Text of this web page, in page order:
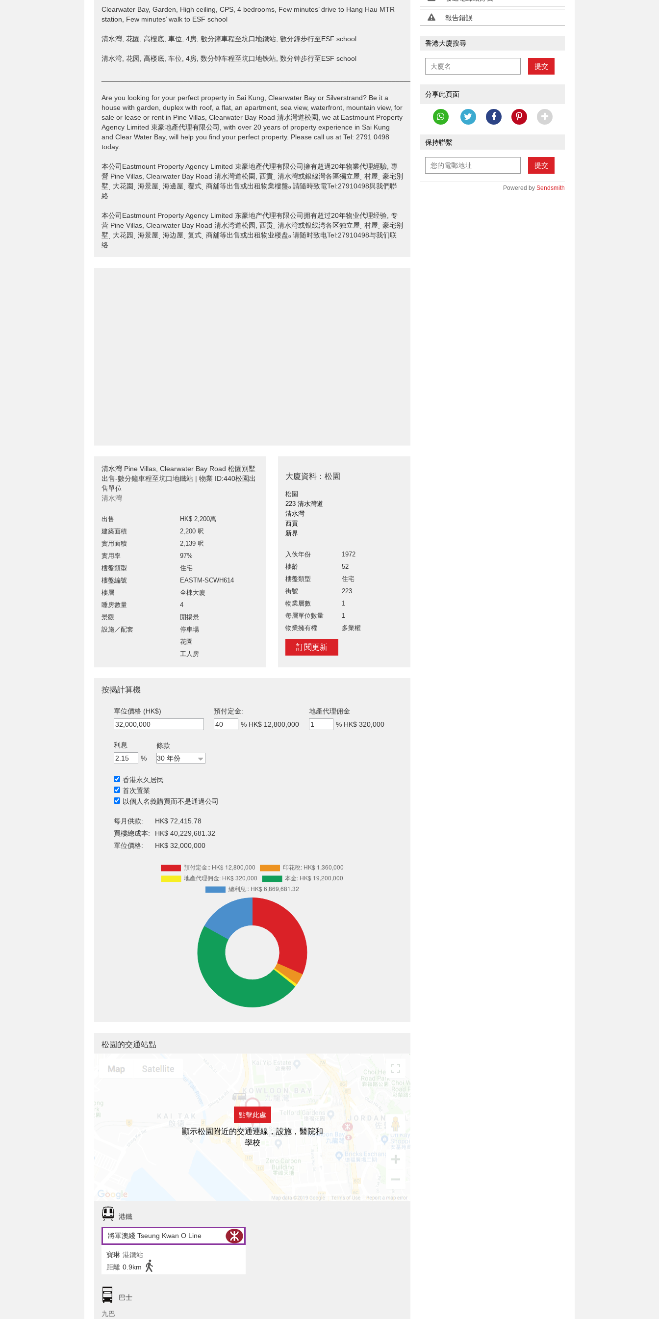
Clearwater Bay, Garden, High ceiling, CPS, 4 bedrooms, Few minutes’ drive to Hang Hau MTR
station, Few minutes’ walk to ESF school
清水灣, 花園, 高樓底, 車位, 4房, 數分鐘車程至坑口地鐵站, 數分鐘步行至ESF school
清水湾, 花园, 高楼底, 车位, 4房, 数分钟车程至坑口地铁站, 数分钟步行至ESF school
Are you looking for your perfect property in Sai Kung, Clearwater Bay or Silverstrand? Be it a
house with garden, duplex with roof, a flat, an apartment, sea view, waterfront, mountain view, for
sale or lease or rent in Pine Villas, Clearwater Bay Road 清水灣道松園, we at Eastmount Property
Agency Limited 東豪地產代理有限公司, with over 20 years of property experience in Sai Kung
and Clear Water Bay, will help you find your perfect property. Please call us at Tel: 2791 0498
today.
本公司Eastmount Property Agency Limited 東豪地產代理有限公司擁有超過20年物業代理經驗, 專
營 Pine Villas, Clearwater Bay Road 清水灣道松園, 西貢ˎ 清水灣或銀線灣各區獨立屋ˎ 村屋ˎ 豪宅別
墅ˎ 大花園ˎ 海景屋ˎ 海邊屋ˎ 覆式ˎ 商舖等出售或出租物業樓盤ₒ 請隨時致電Tel:27910498與我們聯
絡
本公司Eastmount Property Agency Limited 东豪地产代理有限公司拥有超过20年物业代理经验, 专
营 Pine Villas, Clearwater Bay Road 清水湾道松园, 西贡ˎ 清水湾或银线湾各区独立屋ˎ 村屋ˎ 豪宅别
墅ˎ 大花园ˎ 海景屋ˎ 海边屋ˎ 复式ˎ 商舖等出售或出租物业楼盘ₒ 请随时致电Tel:27910498与我们联
络
清水灣 Pine Villas, Clearwater Bay Road 松園別墅
出售-數分鐘車程至坑口地鐵站 | 物業 ID:440松園出
售單位
清水灣
出售
HK$ 2,200萬
建築面積
2,200 呎
實用面積
2,139 呎
實用率
97%
樓盤類型
住宅
樓盤編號
EASTM-SCWH614
樓層
全棟大廈
睡房數量
4
景觀
開揚景
設施／配套
停車場
花園
工人房
大廈資料：松園
松園
223 清水灣道
清水灣
西貢
新界
入伙年份
1972
樓齡
52
樓盤類型
住宅
街號
223
物業層數
1
每層單位數量
1
物業擁有權
多業權
訂閱更新
報告錯誤
香港大廈搜尋
提交
分享此頁面
保持聯繫
提交
Powered by Sendsmith
按揭計算機
單位價格 (HK$)
預付定金:
% HK$ 12,800,000
地產代理佣金
% HK$ 320,000
利息
%
條款
香港永久居民
首次置業
以個人名義購買而不是通過公司
每月供款:
HK$ 72,415.78
買樓總成本:
HK$ 40,229,681.32
單位價格:
HK$ 32,000,000
松園的交通站點
點擊此處
顯示松園附近的交通連線，設施，醫院和
學校
港鐵
將軍澳綫 Tseung Kwan O Line
寶琳 港鐵站
距離 0.9km
巴士
九巴